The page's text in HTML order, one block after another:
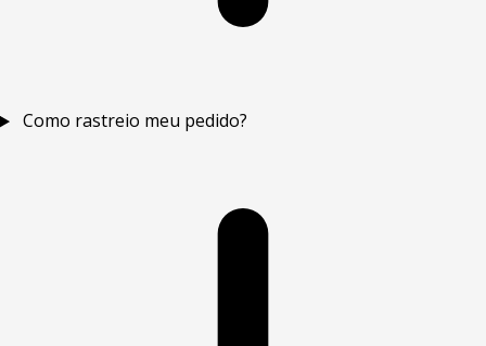
Como rastreio meu pedido?